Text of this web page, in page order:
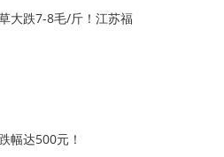
大跌7-8毛/斤！江苏福
幅达500元！